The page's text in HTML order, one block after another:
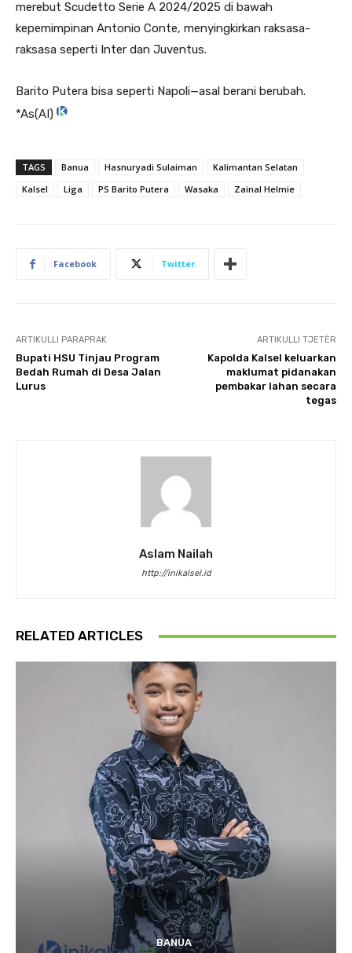
merebut Scudetto Serie A 2024/2025 di bawah
kepemimpinan Antonio Conte, menyingkirkan raksasa-
raksasa seperti Inter dan Juventus.
Barito Putera bisa seperti Napoli—asal berani berubah.
*As(AI)
TAGS Banua Hasnuryadi Sulaiman
Kalimantan Selatan
Kalsel
Liga PS Barito Putera Wasaka Zainal Helmie
Facebook Twitter
ARTIKULLI PARAPRAK
Bupati HSU Tinjau Program
Bedah Rumah di Desa Jalan
Lurus
ARTIKULLI TJETËR
Kapolda Kalsel keluarkan
maklumat pidanakan
pembakar lahan secara
tegas
Aslam Nailah
http://inikalsel.id
RELATED ARTICLES
BANUA